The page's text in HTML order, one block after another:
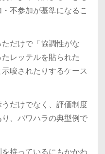
不参加が基準になるこ
だけで「協調性がな
レッテルを貼られた
唆されたりするケース
だけでなく、評価制度
、パワハラの典型例で
持っているにもかかわ